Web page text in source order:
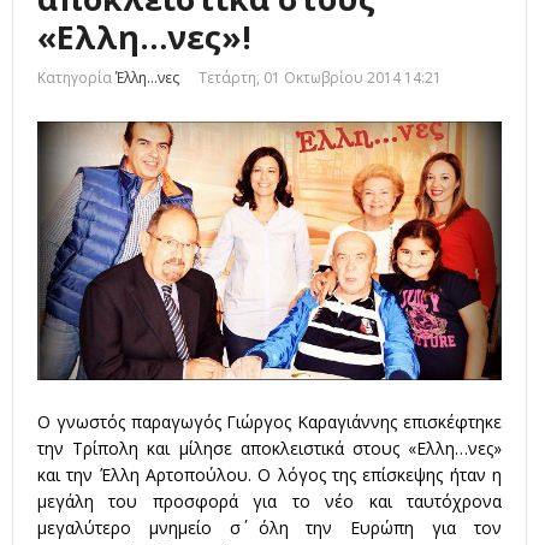
«Ελλη…νες»!
ΚατηγορίαΈλλη...νες Τετάρτη, 01 Οκτωβρίου 2014 14:21
Ο γνωστός παραγωγός Γιώργος Καραγιάννης επισκέφτηκε
την Τρίπολη και μίλησε αποκλειστικά στους «Ελλη…νες»
και την Έλλη Αρτοπούλου. Ο λόγος της επίσκεψης ήταν η
μεγάλη του προσφορά για το νέο και ταυτόχρονα
μεγαλύτερο μνημείο σ΄ όλη την Ευρώπη για τον